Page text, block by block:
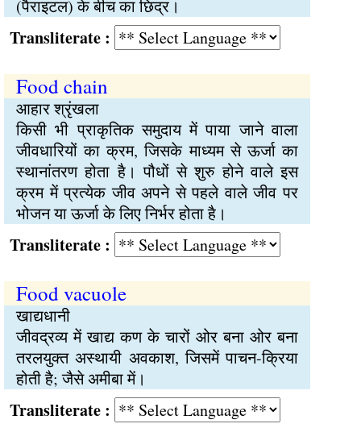
(पैराइटल) के बीच का छिद्र।
:
Food chain
आहार श्रृंखला
किसी भी प्राकृतिक समुदाय में पाया जाने वाला
जीवधारियों का क्रम, जिसके माध्यम से ऊर्जा का
स्थानांतरण होता है। पौधों से शुरु होने वाले इस
क्रम में प्रत्येक जीव अपने से पहले वाले जीव पर
भोजन या ऊर्जा के लिए निर्भर होता है।
:
Food vacuole
खाद्यधानी
जीवद्रव्य में खाद्य कण के चारों ओर बना ओर बना
तरलयुक्त अस्थायी अवकाश, जिसमें पाचन-क्रिया
होती है; जैसे अमीबा में।
: